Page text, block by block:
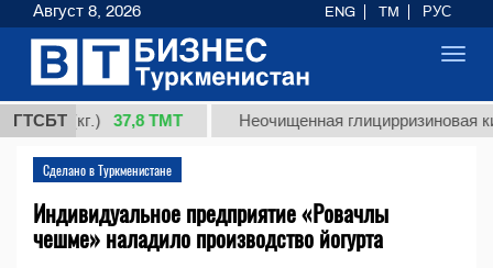
ГТСБТ
(кг.) 37,8 ТМТ Неочищенная глицирризиновая кислота
Сделано в Туркменистане
Индивидуальное предприятие «Ровачлы
чешме» наладило производство йогурта
Август 8, 2026 ENG TM РУС